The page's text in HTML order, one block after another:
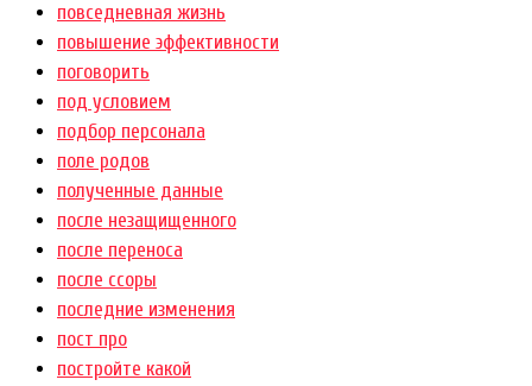
повседневная жизнь
повышение эффективности
поговорить
под условием
подбор персонала
поле родов
полученные данные
после незащищенного
после переноса
после ссоры
последние изменения
пост про
постройте какой